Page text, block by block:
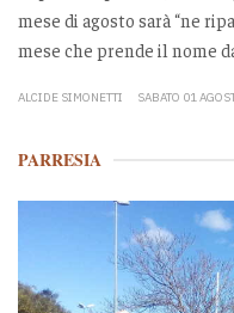
mese di agosto sarà “ne
mese che prende il nome
ALCIDE SIMONETTI SABATO 01
PARRESIA